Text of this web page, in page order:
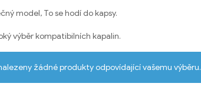
model, To se hodí do kapsy.
výběr kompatibilních kapalin.
žádné produkty odpovídající vašemu výběru.